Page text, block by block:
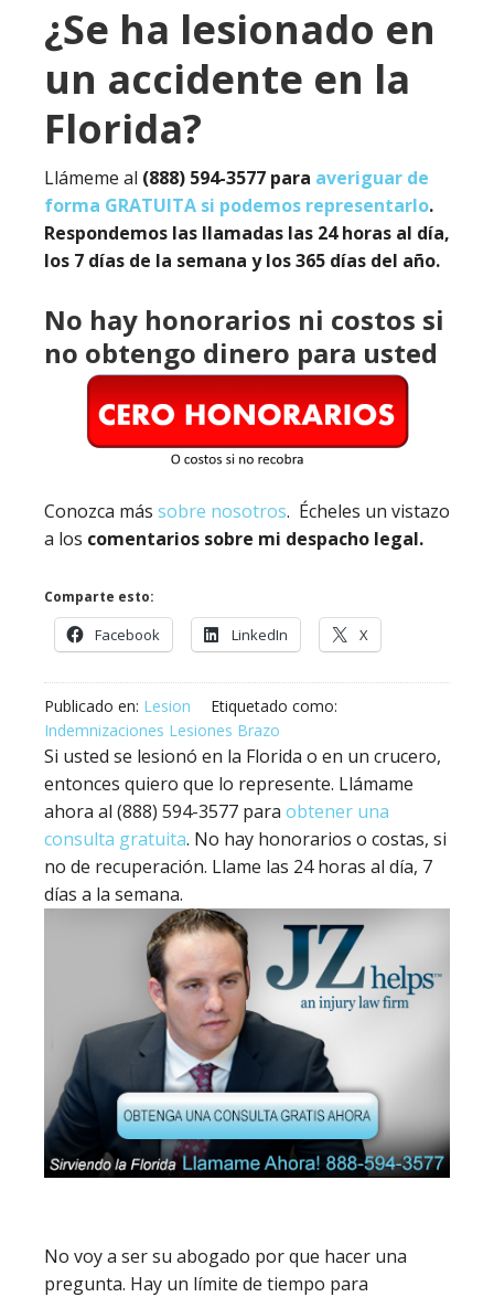
¿Se ha lesionado en
un accidente en la
Florida?
Llámeme al (888) 594-3577 para averiguar de
forma GRATUITA si podemos representarlo.
Respondemos las llamadas las 24 horas al día,
los 7 días de la semana y los 365 días del año.
No hay honorarios ni costos si
no obtengo dinero para usted
Conozca más sobre nosotros. Écheles un vistazo
a los comentarios sobre mi despacho legal.
Comparte esto:
Facebook LinkedIn X
Publicado en: Lesion
Etiquetado como:
Indemnizaciones Lesiones Brazo
Si usted se lesionó en la Florida o en un crucero,
entonces quiero que lo represente. Llámame
ahora al (888) 594-3577 para obtener una
consulta gratuita. No hay honorarios o costas, si
no de recuperación. Llame las 24 horas al día, 7
días a la semana.
No voy a ser su abogado por que hacer una
pregunta. Hay un límite de tiempo para